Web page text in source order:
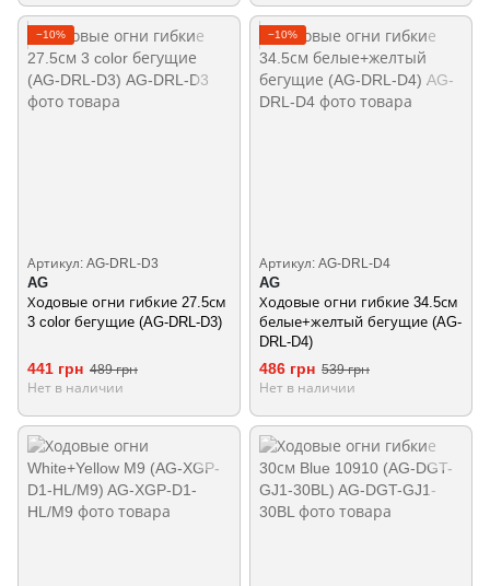
−10%
Артикул: AG-DRL-D3
AG
Ходовые огни гибкие 27.5см
3 color бегущие (AG-DRL-D3)
441 грн 489 грн
Нет в наличии
−10%
Артикул: AG-DRL-D4
AG
Ходовые огни гибкие 34.5см
белые+желтый бегущие (AG-
DRL-D4)
486 грн 539 грн
Нет в наличии